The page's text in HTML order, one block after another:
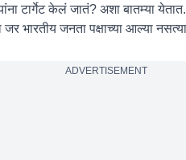
टार्गेट केलं जातं? अशा बातम्या
जर भारतीय जनता पक्षाच्या आल्या
ADVERTISEMENT